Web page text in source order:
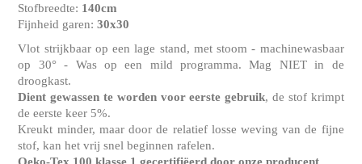
Stofbreedte: 140cm
Fijnheid garen:30x30
Vlot strijkbaar op een lage stand, met stoom - machinewasbaar
op 30° - Was op een mild programma. Mag NIET in de
droogkast.
Dient gewassen te worden voor eerste gebruik, de stof krimpt
de eerste keer 5%.
Kreukt minder, maar door de relatief losse weving van de fijne
stof, kan het vrij snel beginnen rafelen.
Oeko-Tex 100 klasse 1gecertifiëerd door onze producent